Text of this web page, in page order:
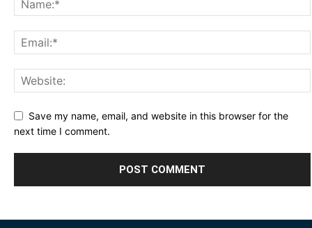
Save my name, email, and website in this browser for the
next time I comment.